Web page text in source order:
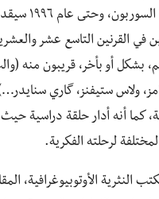
العشرين في جامعة
في القرنين التاسع عشر
بشكل أو بأخر، قريبون منه
ولاس ستيفنز، گاري
كما أنه أدار حلقة دراسية
لرحلته الفكرية.
النثرية الأوتوبيوغرافية،